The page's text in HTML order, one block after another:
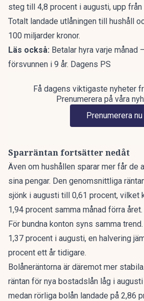
steg till 4,8 procent i augusti, upp från
Totalt landade utlåningen till hushåll
100 miljarder kronor.
Läs också: Betalar hyra varje månad
försvunnen i 9 år. Dagens PS
Få dagens viktigaste nyheter
Prenumerera på våra
Prenumerera nu
Sparräntan fortsätter nedåt
Även om hushållen sparar mer får de
sina pengar. Den genomsnittliga
sjönk i augusti till 0,61 procent, vilket
1,94 procent samma månad förra året.
För bundna konton syns samma
1,37 procent i augusti, en halvering
procent ett år tidigare.
Bolåneräntorna är däremot mer
räntan för nya bostadslån låg i
medan rörliga bolån landade på 2,86